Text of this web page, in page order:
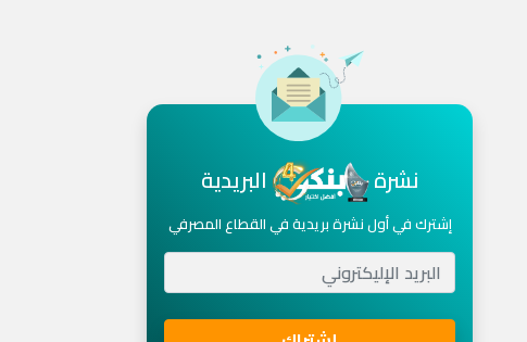
نشرة البريدية
إشترك في أول نشرة بريدية في القطاع المصرفي